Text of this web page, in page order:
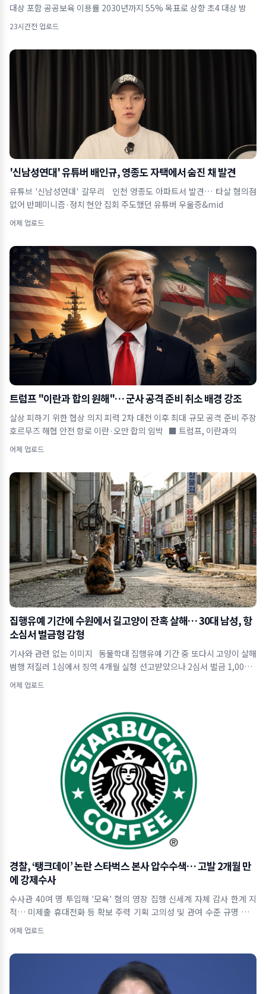
대상 포함 공공보육 이용률 2030년까지 55% 목표로 상향 초4 대상 방
23시간전 업로드
'신남성연대' 유튜버 배인규, 영종도 자택에서 숨진 채 발견
유튜브 '신남성연대' 갈무리 인천 영종도 아파트서 발견… 타살 혐의점
없어 반페미니즘·정치 현안 집회 주도했던 유튜버 우울증&mid
어제 업로드
트럼프 "이란과 합의 원해"… 군사 공격 준비 취소 배경 강조
살상 피하기 위한 협상 의지 피력 2차 대전 이후 최대 규모 공격 준비 주장
호르무즈 해협 안전 항로 이란·오만 합의 임박 ■ 트럼프, 이란과의
어제 업로드
집행유예 기간에 수원에서 길고양이 잔혹 살해… 30대 남성, 항
소심서 벌금형 감형
기사와 관련 없는 이미지 동물학대 집행유예 기간 중 또다시 고양이 살해
범행 저질러 1심에서 징역 4개월 실형 선고받았으나 2심서 벌금 1,000만
원으로 감
어제 업로드
경찰, ‘탱크데이’ 논란 스타벅스 본사 압수수색… 고발 2개월 만
에 강제수사
수사관 40여 명 투입해 '모욕' 혐의 영장 집행 신세계 자체 감사 한계 지
적… 미제출 휴대전화 등 확보 주력 기획 고의성 및 관여 수준 규명 위해
사내 자료
어제 업로드